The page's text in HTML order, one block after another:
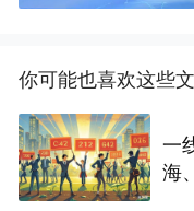
你可能也喜欢这些
一
海